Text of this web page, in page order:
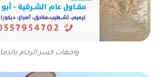
واجهات كسر الرخام